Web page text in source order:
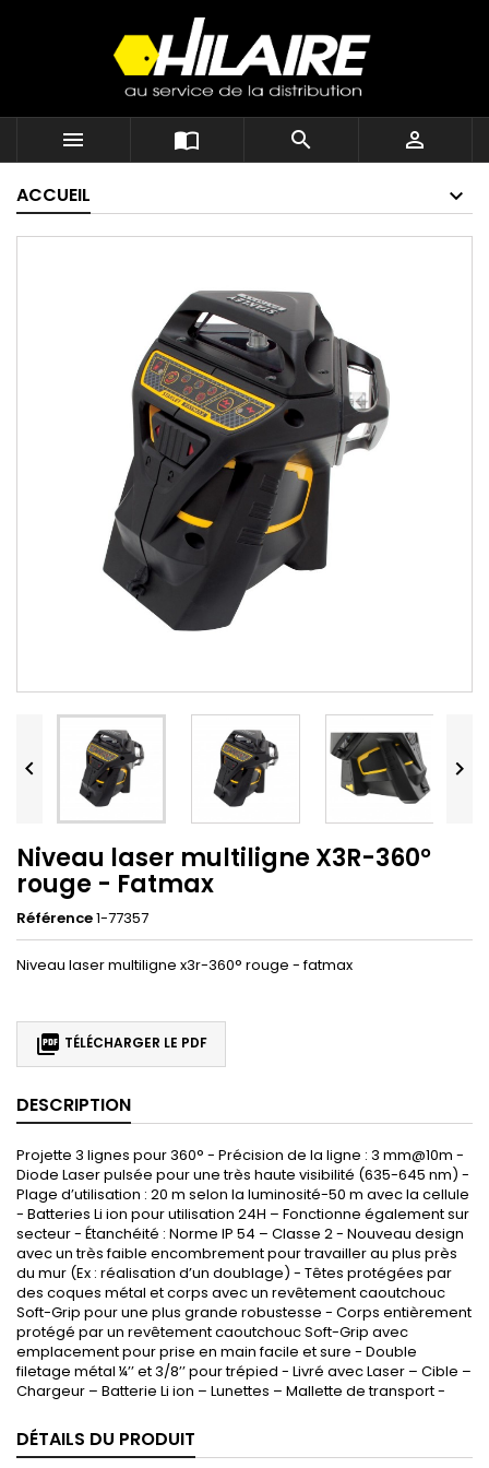
   
ACCUEIL
 
Niveau laser multiligne X3R-360°
rouge - Fatmax
Référence1-77357
Niveau laser multiligne x3r-360° rouge - fatmax
 TÉLÉCHARGER LE PDF
DESCRIPTION
Projette 3 lignes pour 360° - Précision de la ligne : 3 mm@10m -
Diode Laser pulsée pour une très haute visibilité (635-645 nm) -
Plage d’utilisation : 20 m selon la luminosité-50 m avec la cellule
- Batteries Li ion pour utilisation 24H – Fonctionne également sur
secteur - Étanchéité : Norme IP 54 – Classe 2 - Nouveau design
avec un très faible encombrement pour travailler au plus près
du mur (Ex : réalisation d’un doublage) - Têtes protégées par
des coques métal et corps avec un revêtement caoutchouc
Soft-Grip pour une plus grande robustesse - Corps entièrement
protégé par un revêtement caoutchouc Soft-Grip avec
emplacement pour prise en main facile et sure - Double
filetage métal ¼’’ et 3/8’’ pour trépied - Livré avec Laser – Cible –
Chargeur – Batterie Li ion – Lunettes – Mallette de transport -
DÉTAILS DU PRODUIT